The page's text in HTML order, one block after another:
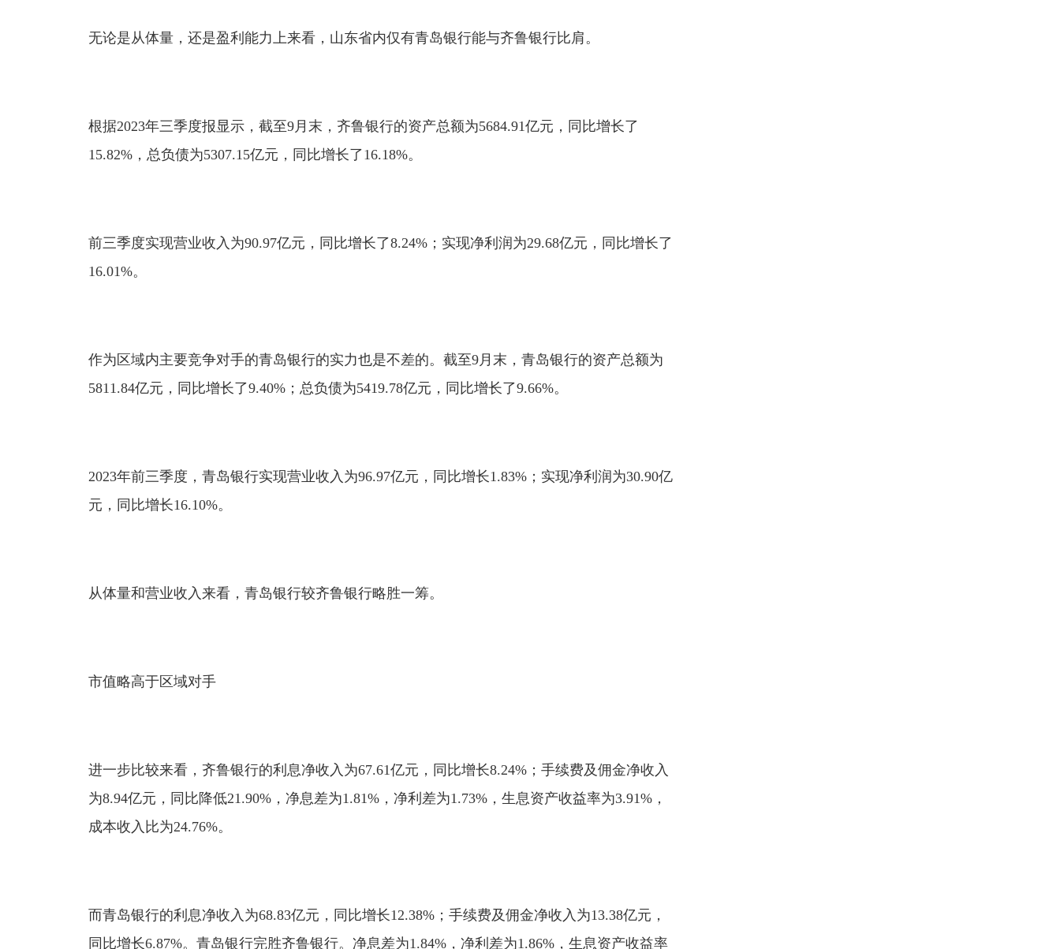
无论是从体量，还是盈利能力上来看，山东省内仅有青岛银行能与齐鲁银行比肩。
根据2023年三季度报显示，截至9月末，齐鲁银行的资产总额为5684.91亿元，同比增长了
15.82%，总负债为5307.15亿元，同比增长了16.18%。
前三季度实现营业收入为90.97亿元，同比增长了8.24%；实现净利润为29.68亿元，同比增长了
16.01%。
作为区域内主要竞争对手的青岛银行的实力也是不差的。截至9月末，青岛银行的资产总额为
5811.84亿元，同比增长了9.40%；总负债为5419.78亿元，同比增长了9.66%。
2023年前三季度，青岛银行实现营业收入为96.97亿元，同比增长1.83%；实现净利润为30.90亿
元，同比增长16.10%。
从体量和营业收入来看，青岛银行较齐鲁银行略胜一筹。
市值略高于区域对手
进一步比较来看，齐鲁银行的利息净收入为67.61亿元，同比增长8.24%；手续费及佣金净收入
为8.94亿元，同比降低21.90%，净息差为1.81%，净利差为1.73%，生息资产收益率为3.91%，
成本收入比为24.76%。
而青岛银行的利息净收入为68.83亿元，同比增长12.38%；手续费及佣金净收入为13.38亿元，
同比增长6.87%。青岛银行完胜齐鲁银行。净息差为1.84%，净利差为1.86%，生息资产收益率